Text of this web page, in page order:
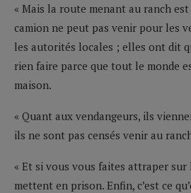
« Mais la route menant au ranch
camion ne peut pas venir pour les
les autorités locales ; elles ont dit
rien faire parce que tout le monde
maison.
« Quant aux vendangeurs, ils
ils ne sont pas censés venir au
« Et si vous vous faites attraper
mettent en prison. Enfin, c’est ce